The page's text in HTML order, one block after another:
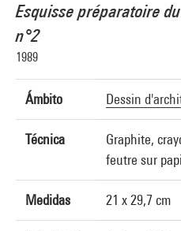
Esquisse préparatoire
n°2
1989
Ámbito Dessin
Técnica
Graphite,
feutre sur
Medidas 21 x 29,7 cm